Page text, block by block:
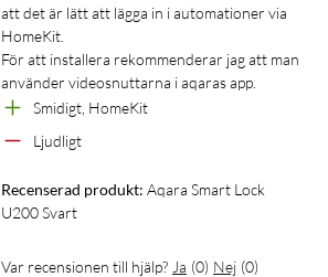
att det är lätt att lägga in i automationer via
HomeKit.
För att installera rekommenderar jag att man
använder videosnuttarna i aqaras app.
Smidigt, HomeKit
Ljudligt
Recenserad produkt: Aqara Smart Lock
U200 Svart
Var recensionen till hjälp? Ja (0) Nej (0)